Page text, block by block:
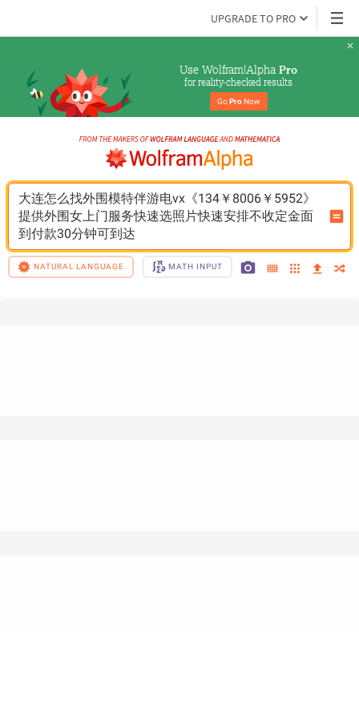
UPGRADE TO PRO
Use Wolfram|Alpha Pro
for reality-checked results
Go Pro Now
大连怎么找外围模特伴游电vx《134￥8006￥5952》
提供外围女上门服务快速选照片快速安排不收定金面
到付款30分钟可到达
NATURAL LANGUAGE MATH INPUT